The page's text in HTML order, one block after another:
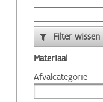
Filter wissen
Materiaal
Afvalcategorie